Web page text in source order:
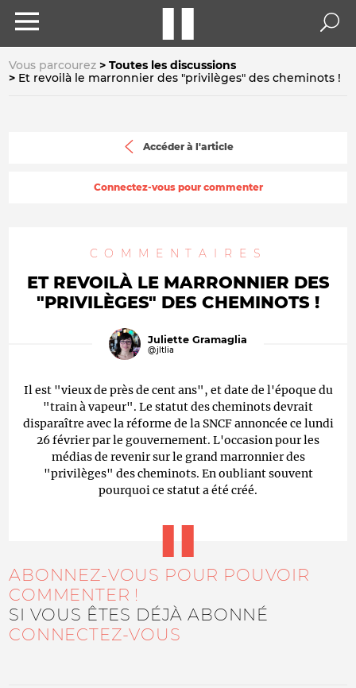
Vous parcourez
Toutes les discussions
Et revoilà le marronnier des "privilèges" des cheminots !
Accéder à l'article
Connectez-vous pour commenter
COMMENTAIRES
ET REVOILÀ LE MARRONNIER DES
"PRIVILÈGES" DES CHEMINOTS !
Juliette Gramaglia
@jltlia
Il est "vieux de près de cent ans", et date de l'époque du
"train à vapeur". Le statut des cheminots devrait
disparaître avec la réforme de la SNCF annoncée ce lundi
26 février par le gouvernement. L'occasion pour les
médias de revenir sur le grand marronnier des
"privilèges" des cheminots. En oubliant souvent
pourquoi ce statut a été créé.
ABONNEZ-VOUS POUR POUVOIR
COMMENTER !
SI VOUS ÊTES DÉJÀ ABONNÉ
CONNECTEZ-VOUS